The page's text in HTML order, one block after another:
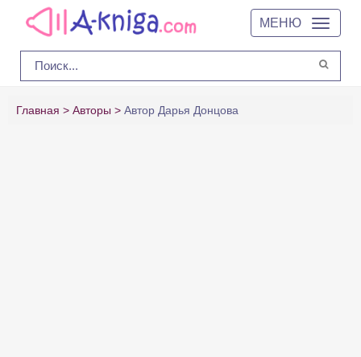
МЕНЮ
Главная Авторы Автор Дарья Донцова